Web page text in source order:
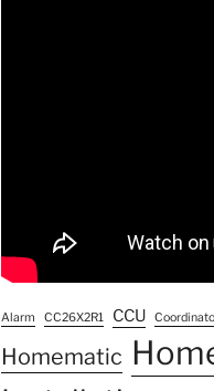
Alarm CC26X2R1 CCU
Homematic